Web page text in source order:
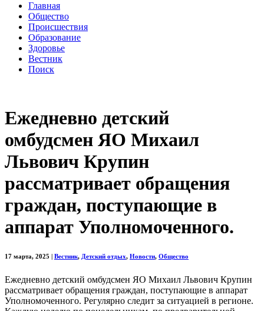
Главная
Общество
Происшествия
Образование
Здоровье
Вестник
Поиск
Ежедневно детский
омбудсмен ЯО Михаил
Львович Крупин
рассматривает обращения
граждан, поступающие в
аппарат Уполномоченного.
17 марта, 2025 Вестник, Детский отдых, Новости, Общество
Ежедневно детский омбудсмен ЯО Михаил Львович Крупин
рассматривает обращения граждан, поступающие в аппарат
Уполномоченного. Регулярно следит за ситуацией в регионе.